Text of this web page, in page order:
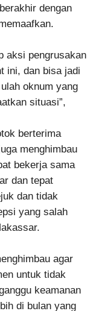
dengan
aksi pengrusakan
ini, dan bisa jadi
oknum yang
situasi”,
berterima
menghimbau
bekerja sama
dan tepat
dan tidak
yang salah
agar
untuk tidak
keamanan
di bulan yang